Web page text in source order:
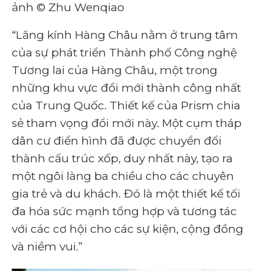
ảnh © Zhu Wenqiao
“Lăng kính Hàng Châu nằm ở trung tâm
của sự phát triển Thành phố Công nghệ
Tương lai của Hàng Châu, một trong
những khu vực đổi mới thành công nhất
của Trung Quốc. Thiết kế của Prism chia
sẻ tham vọng đổi mới này. Một cụm tháp
dân cư điển hình đã được chuyển đổi
thành cấu trúc xốp, duy nhất này, tạo ra
một ngôi làng ba chiều cho các chuyên
gia trẻ và du khách. Đó là một thiết kế tối
đa hóa sức mạnh tổng hợp và tương tác
với các cơ hội cho các sự kiện, cộng đồng
và niềm vui.”